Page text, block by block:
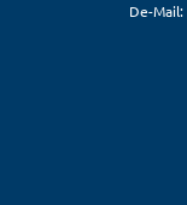
De-Mail: